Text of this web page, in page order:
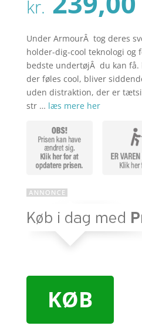
kr.
Under ArmourÂ tog deres
holder-dig-cool teknologi og
bedste undertøjÂ du kan
der føles cool, bliver
uden distraktion, der er
str … læs mere her
KØB